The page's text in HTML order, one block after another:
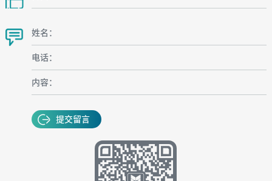
姓名：
电话：
内容：
提交留言